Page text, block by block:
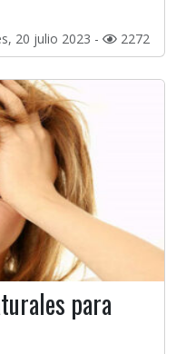
20 julio 2023 - 2272
para